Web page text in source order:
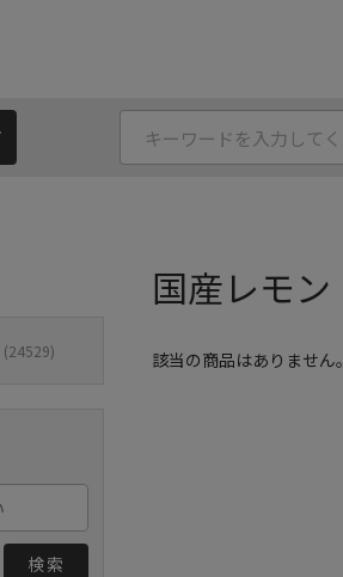
(24529)
検索
国産レモン
該当の商品はありません。